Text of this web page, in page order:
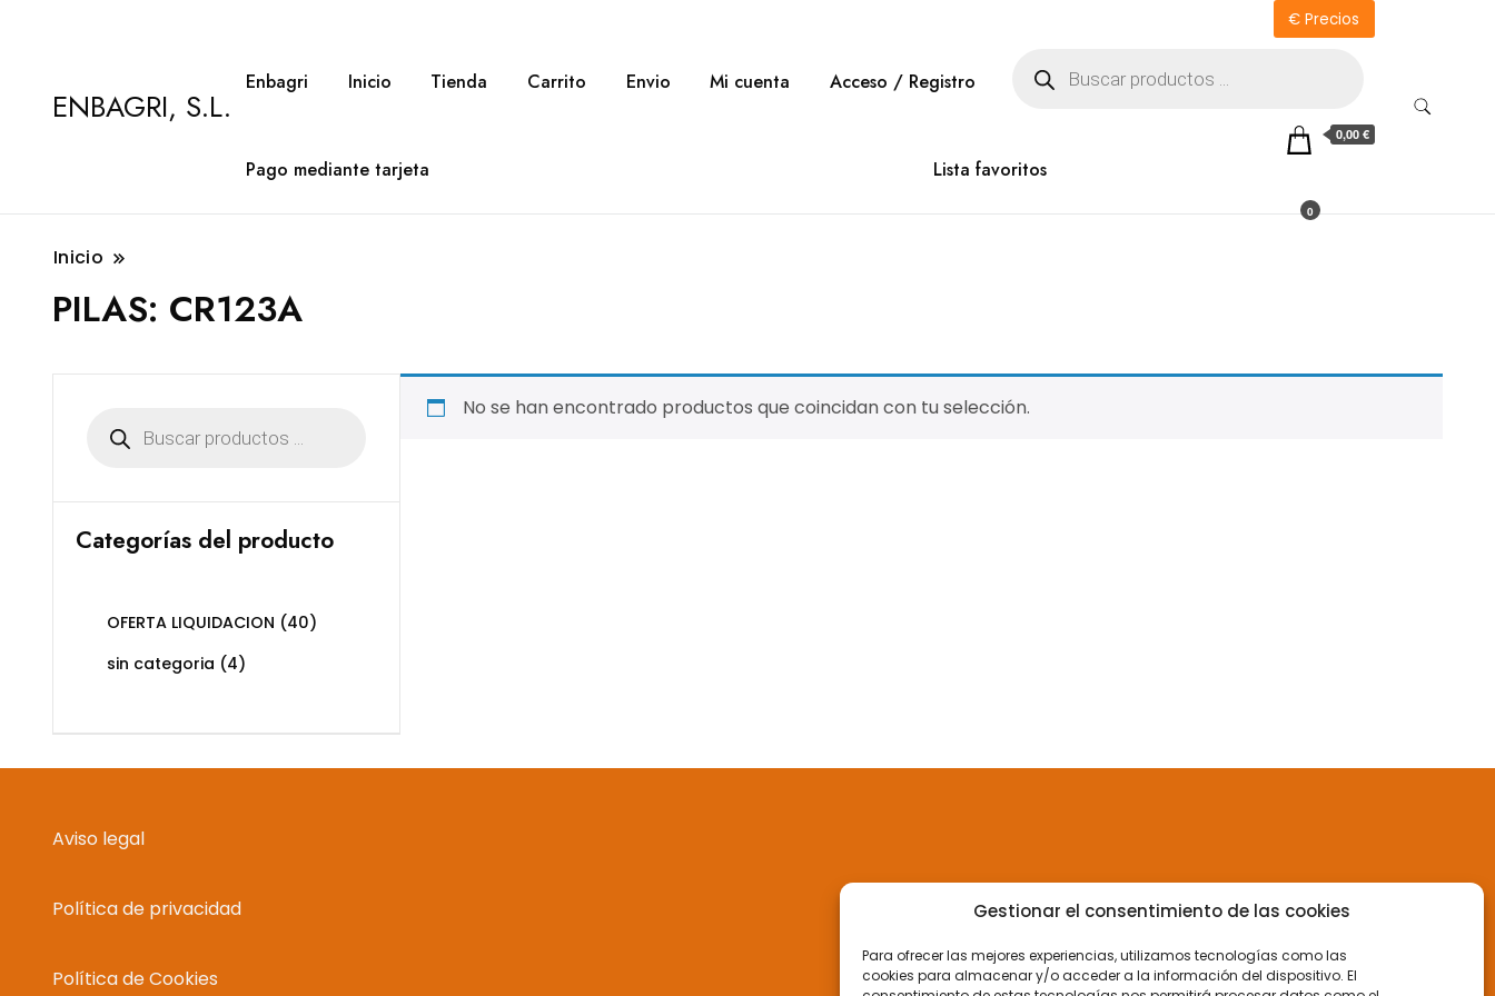
Gestionar el consentimiento de las cookies
Para ofrecer las mejores experiencias, utilizamos tecnologías como las
cookies para almacenar y/o acceder a la información del dispositivo. El
ENBAGRI, S.L.
€ Precios
Enbagri Inicio Tienda Carrito Envio Mi cuenta Acceso / Registro productos
Pago mediante tarjeta Lista favoritos
0
0,00 €
Inicio
PILAS: CR123A
No se han encontrado productos que coincidan con tu selección.
productos
Categorías del producto
OFERTA LIQUIDACION (40)
sin categoria (4)
Aviso legal
Política de privacidad
Política de Cookies